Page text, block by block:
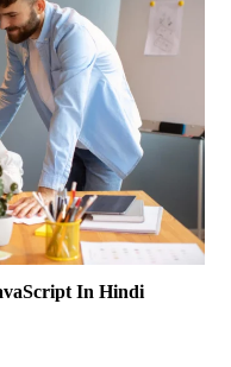
In Hindi